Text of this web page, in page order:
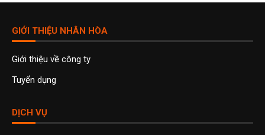
GIỚI THIỆU NHÂN HÒA
Giới thiệu về công ty
Tuyển dụng
DỊCH VỤ